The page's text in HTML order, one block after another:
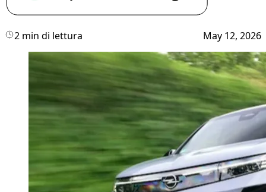
2 min di lettura May 12, 2026